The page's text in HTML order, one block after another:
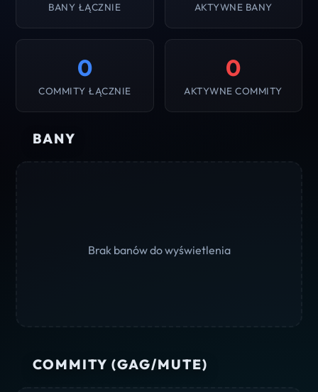
BANY ŁĄCZNIE AKTYWNE BANY
0
COMMITY ŁĄCZNIE
0
AKTYWNE COMMITY
BANY
Brak banów do wyświetlenia
COMMITY (GAG/MUTE)